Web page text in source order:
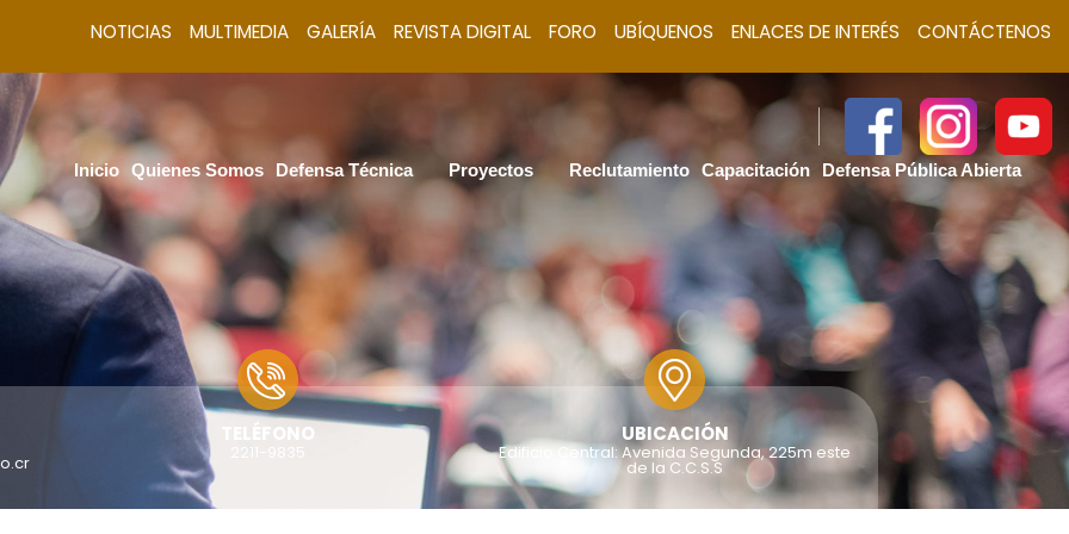
NOTICIAS MULTIMEDIA GALERÍA REVISTA DIGITAL FORO UBÍQUENOS ENLACES DE INTERÉS CONTÁCTENOS
Inicio Quienes Somos Defensa Técnica Proyectos Reclutamiento Capacitación Defensa Pública Abierta
TELÉFONO UBICACIÓN
Edificio Central: Avenida Segunda, 225m este
de la C.C.S.S